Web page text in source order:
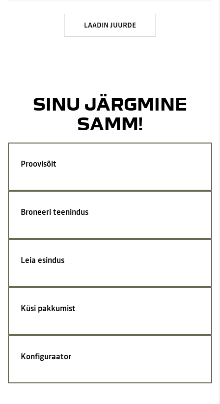
LAADIN JUURDE
SINU JÄRGMINE
SAMM!
Proovisõit
Broneeri teenindus
Leia esindus
Küsi pakkumist
Konfiguraator